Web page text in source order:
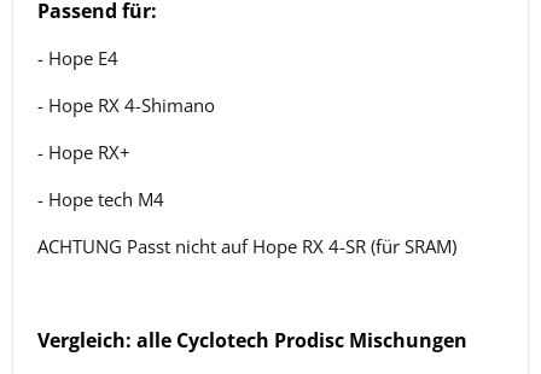
Passend für:
- Hope E4
- Hope RX 4-Shimano
- Hope RX+
- Hope tech M4
ACHTUNG Passt nicht auf Hope RX 4-SR (für SRAM)
Vergleich: alle Cyclotech Prodisc Mischungen